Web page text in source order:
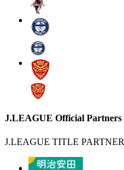
J.LEAGUE Official Partners
J.LEAGUE TITLE PARTNER